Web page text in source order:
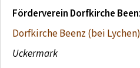
Förderverein Dorfkirche
Dorfkirche Beenz (bei Lychen)
Uckermark